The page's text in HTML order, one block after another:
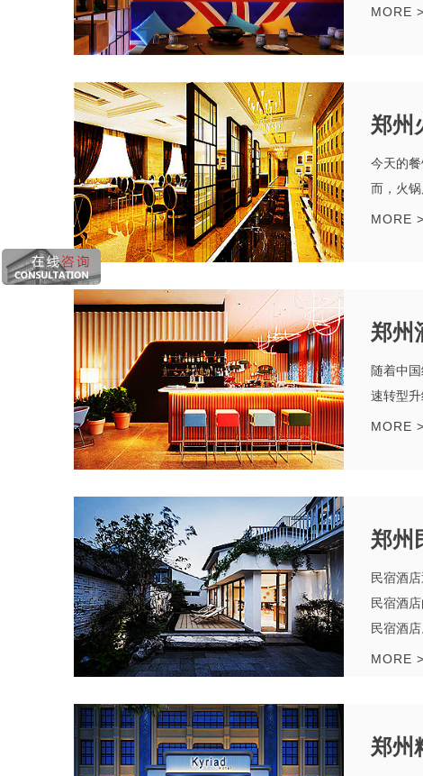
MORE >
郑州
今天的
而，火
MORE >
郑州
随着中
速转型升
MORE >
郑州
民宿酒
民宿酒
民宿酒
MORE >
郑州